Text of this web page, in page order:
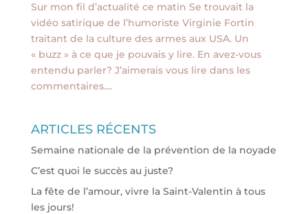
Sur mon fil d’actualité ce matin Se trouvait la
vidéo satirique de l’humoriste Virginie Fortin
traitant de la culture des armes aux USA. Un
« buzz » à ce que je pouvais y lire. En avez-vous
entendu parler? J’aimerais vous lire dans les
commentaires....
ARTICLES RÉCENTS
Semaine nationale de la prévention de la noyade
C’est quoi le succès au juste?
La fête de l’amour, vivre la Saint-Valentin à tous
les jours!